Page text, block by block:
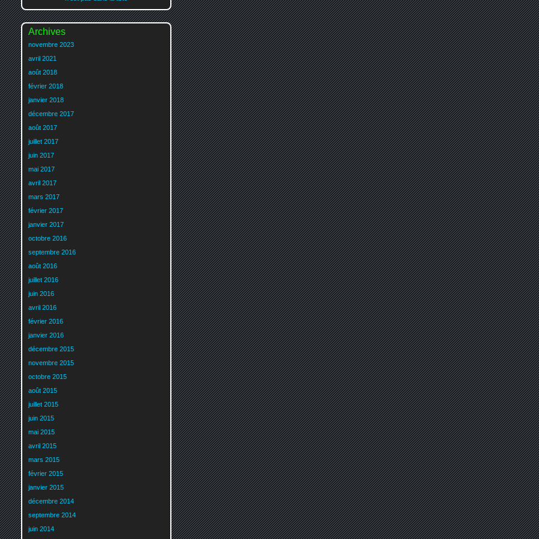
Archives
novembre 2023
avril 2021
août 2018
février 2018
janvier 2018
décembre 2017
août 2017
juillet 2017
juin 2017
mai 2017
avril 2017
mars 2017
février 2017
janvier 2017
octobre 2016
septembre 2016
août 2016
juillet 2016
juin 2016
avril 2016
février 2016
janvier 2016
décembre 2015
novembre 2015
octobre 2015
août 2015
juillet 2015
juin 2015
mai 2015
avril 2015
mars 2015
février 2015
janvier 2015
décembre 2014
septembre 2014
juin 2014